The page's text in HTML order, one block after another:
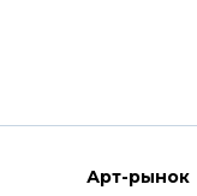
Арт-рынок